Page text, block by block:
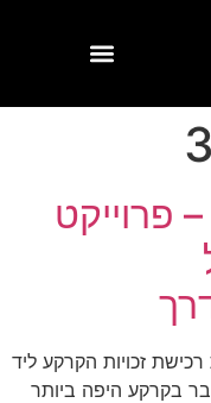
– פרוייקט
זכויות הקרקע ליד
בקרקע היפה ביותר